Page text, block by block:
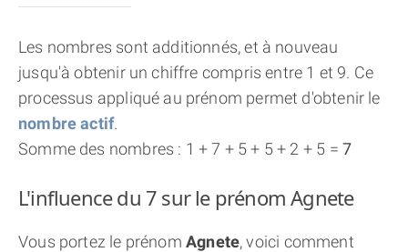
Les nombres sont additionnés, et à nouveau
jusqu'à obtenir un chiffre compris entre 1 et 9. Ce
processus appliqué au prénom permet d'obtenir le
nombre actif.
Somme des nombres : 1 + 7 + 5 + 5 + 2 + 5 = 7
L'influence du 7 sur le prénom Agnete
Vous portez le prénom Agnete, voici comment